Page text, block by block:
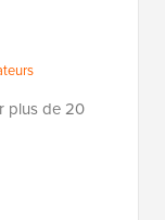
plus de 20